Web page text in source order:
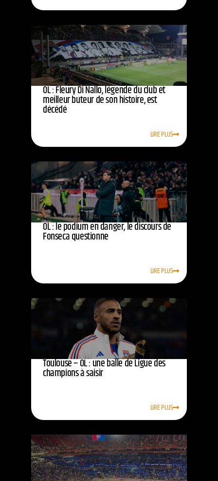
OL : Fleury Di Nallo, légende du club et
meilleur buteur de son histoire, est
décédé
LIRE PLUS
OL : le podium en danger, le discours de
Fonseca questionne
LIRE PLUS
Toulouse – OL : une balle de Ligue des
champions à saisir
LIRE PLUS